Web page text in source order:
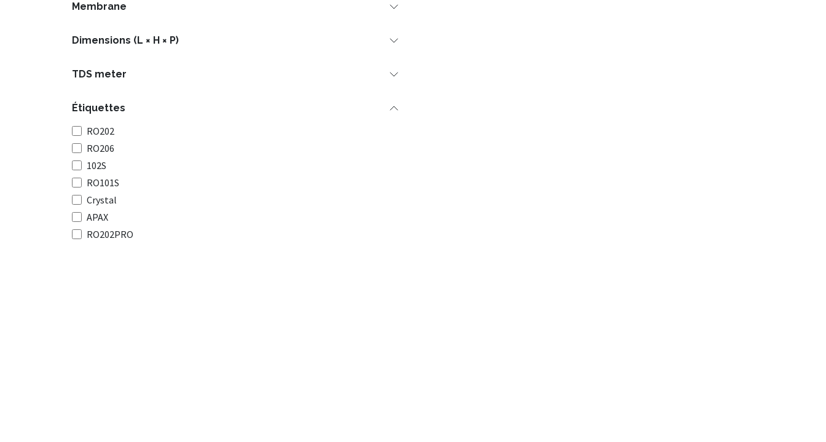
Membrane
Dimensions (L × H × P)
TDS meter
Étiquettes
RO202
RO206
102S
RO101S
Crystal
APAX
RO202PRO